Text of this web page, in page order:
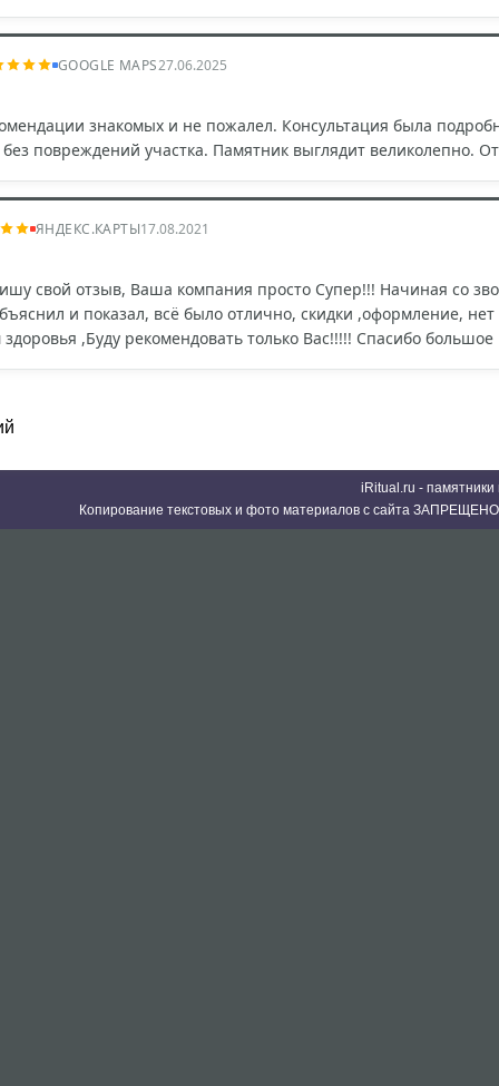
GOOGLE MAPS27.06.2025
знакомых и не пожалел. Консультация была
повреждений участка. Памятник выглядит великолепно.
ЯНДЕКС.КАРТЫ17.08.2021
свой отзыв, Ваша компания просто Супер!!! Начиная со
и показал, всё было отлично, скидки ,оформление, нет
,Буду рекомендовать только Вас!!!!! Спасибо большое
iRitual.ru -
Копирование текстовых и фото материалов с сайта